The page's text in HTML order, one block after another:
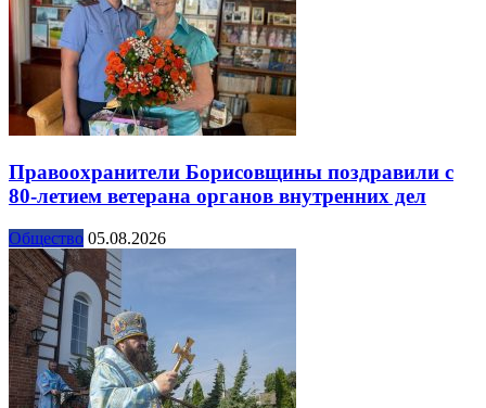
Правоохранители Борисовщины поздравили с
80-летием ветерана органов внутренних дел
Общество 05.08.2026